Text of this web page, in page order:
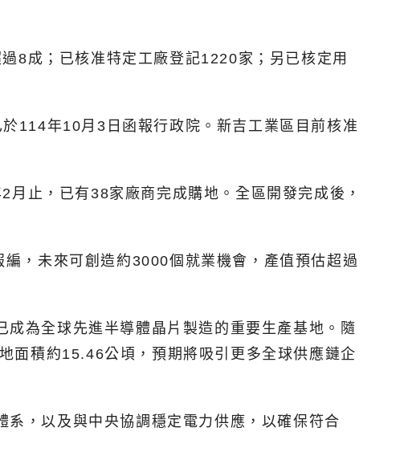
8成；已核准特定工廠登記1220家；另已核定用
114年10月3日函報行政院。新吉工業區目前核准
止，已有38家廠商完成購地。全區開發完成後，
，未來可創造約3000個就業機會，產值預估超過
為全球先進半導體晶片製造的重要生產基地。隨
面積約15.46公頃，預期將吸引更多全球供應鏈企
，以及與中央協調穩定電力供應，以確保符合